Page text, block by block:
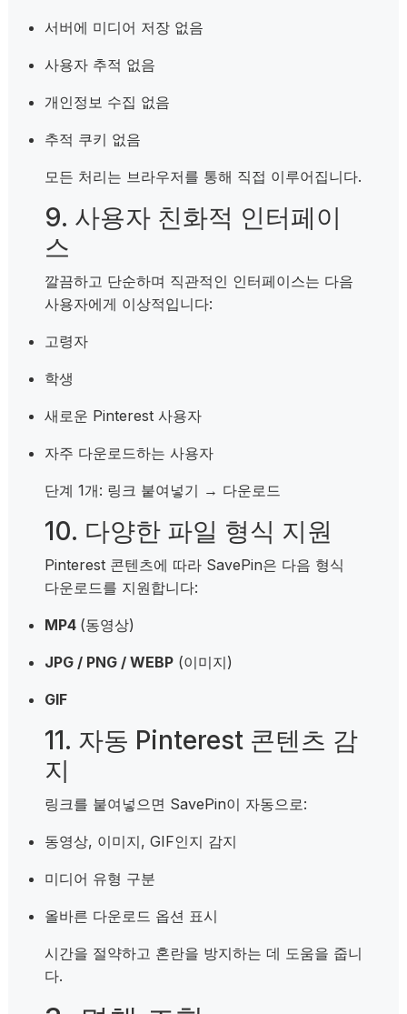
서버에 미디어 저장 없음
사용자 추적 없음
개인정보 수집 없음
추적 쿠키 없음
모든 처리는 브라우저를 통해 직접 이루어집니다.
9. 사용자 친화적 인터페이
스
깔끔하고 단순하며 직관적인 인터페이스는 다음
사용자에게 이상적입니다:
고령자
학생
새로운 Pinterest 사용자
자주 다운로드하는 사용자
단계 1개: 링크 붙여넣기 → 다운로드
10. 다양한 파일 형식 지원
Pinterest 콘텐츠에 따라 SavePin은 다음 형식
다운로드를 지원합니다:
MP4 (동영상)
JPG / PNG / WEBP(이미지)
GIF
11. 자동 Pinterest 콘텐츠 감
지
링크를 붙여넣으면 SavePin이 자동으로:
동영상, 이미지, GIF인지 감지
미디어 유형 구분
올바른 다운로드 옵션 표시
시간을 절약하고 혼란을 방지하는 데 도움을 줍니
다.